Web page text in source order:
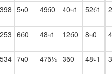
5ч0 49б0 40ч1 52б1
6б0 48ч1 12б0 8ч0
7ч0 47б½ 3б0 48ч1